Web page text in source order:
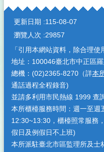
:::
更新日期
115-08-07
瀏覽人次 29857
「引用本網站資料，除合理使
地址：100046臺北市中正區
總機：(02)2365-8270（詳本
通話過程全程錄音)
並請多利用市民熱線 1999 查
本所櫃檯服務時間：週一至週
12:30~13:30，櫃檯照常服務
假日及例假日不上班)
本所派駐臺北市區監理所及士